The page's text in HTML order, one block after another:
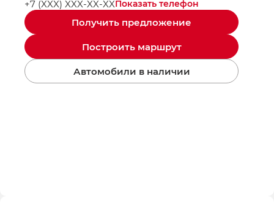
Показать телефон
+7 (XXX) XXX-XX-XX
Получить предложение
Построить маршрут
Автомобили в наличии